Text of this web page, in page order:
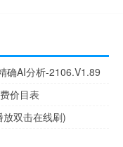
确AI分析-2106.V1.89
价目表
双击在线刷)